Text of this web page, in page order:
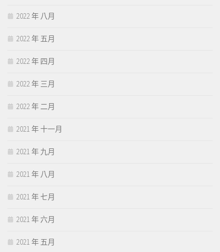
2022 年 八月
2022 年 五月
2022 年 四月
2022 年 三月
2022 年 二月
2021 年 十一月
2021 年 九月
2021 年 八月
2021 年 七月
2021 年 六月
2021 年 五月